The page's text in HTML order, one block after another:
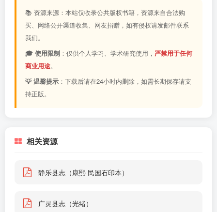
📚 资源来源：本站仅收录公共版权书籍，资源来自合法购
买、网络公开渠道收集、网友捐赠，如有侵权请发邮件联系
我们。
🎓 使用限制 ：仅供个人学习、学术研究使用， 严禁用于任何
商业用途。
💡 温馨提示 ：下载后请在24小时内删除，如需长期保存请支
持正版。
相关资源
静乐县志（康熙 民国石印本）
广灵县志（光绪）